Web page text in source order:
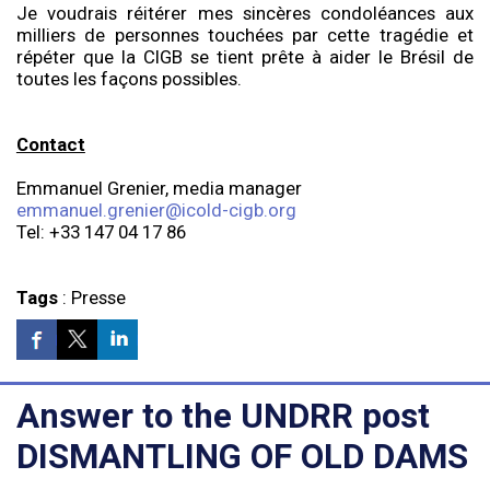
Je voudrais réitérer mes sincères condoléances aux
milliers de personnes touchées par cette tragédie et
répéter que la CIGB se tient prête à aider le Brésil de
toutes les façons possibles.
Contact
Emmanuel Grenier, media manager
emmanuel.grenier@icold-cigb.org
Tel: +33 147 04 17 86
Tags: Presse
Answer to the UNDRR post
DISMANTLING OF OLD DAMS